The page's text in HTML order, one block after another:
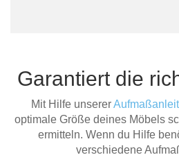
Garantiert die
Mit Hilfe unserer
optimale Größe deines Möbels
ermitteln. Wenn du Hilfe
verschiedene